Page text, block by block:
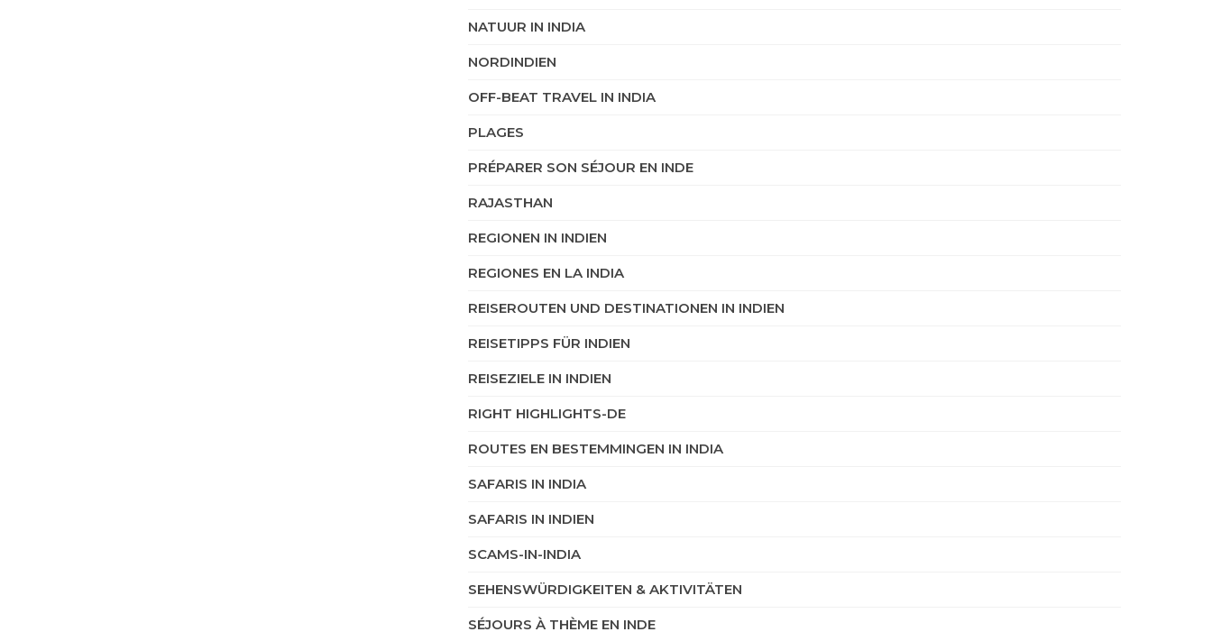
NATUUR IN INDIA
NORDINDIEN
OFF-BEAT TRAVEL IN INDIA
PLAGES
PRÉPARER SON SÉJOUR EN INDE
RAJASTHAN
REGIONEN IN INDIEN
REGIONES EN LA INDIA
REISEROUTEN UND DESTINATIONEN IN INDIEN
REISETIPPS FÜR INDIEN
REISEZIELE IN INDIEN
RIGHT HIGHLIGHTS-DE
ROUTES EN BESTEMMINGEN IN INDIA
SAFARIS IN INDIA
SAFARIS IN INDIEN
SCAMS-IN-INDIA
SEHENSWÜRDIGKEITEN & AKTIVITÄTEN
SÉJOURS À THÈME EN INDE